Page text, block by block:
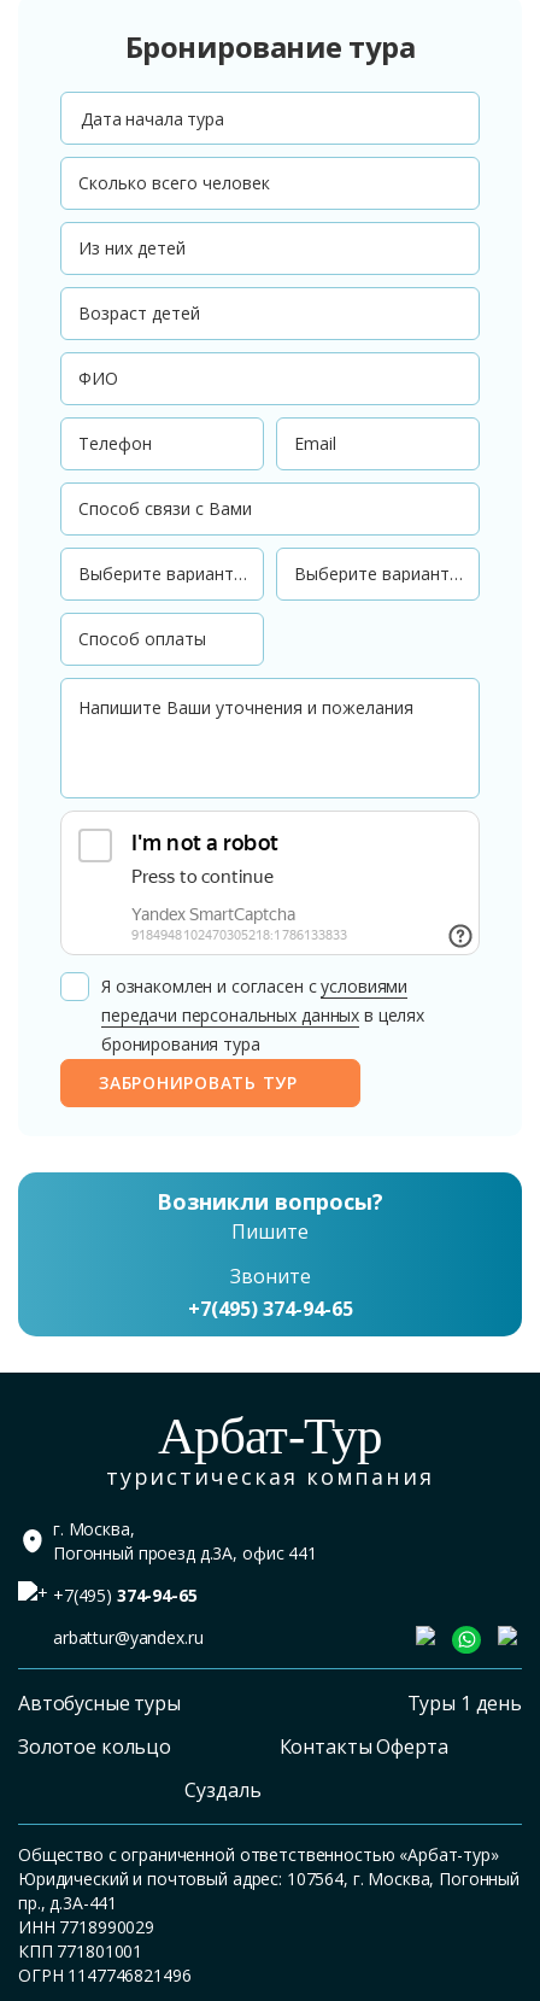
Бронирование тура
Дата начала тура
Я ознакомлен и согласен сусловиями
передачи персональных данных в целях
бронирования тура
ЗАБРОНИРОВАТЬ ТУР
Возникли вопросы?
Пишите
Звоните
+7(495) 374-94-65
Арбат-Тур
туристическая компания
г. Москва,
Погонный проезд д.3А, офис 441
+7(495) 374-94-65
arbattur@yandex.ru
Автобусные туры
Золотое кольцо
Суздаль
Туры 1 день
Контакты Оферта
Общество с ограниченной ответственностью «Арбат-тур»
Юридический и почтовый адрес: 107564, г. Москва, Погонный
пр., д.3А-441
ИНН 7718990029
КПП 771801001
ОГРН 1147746821496